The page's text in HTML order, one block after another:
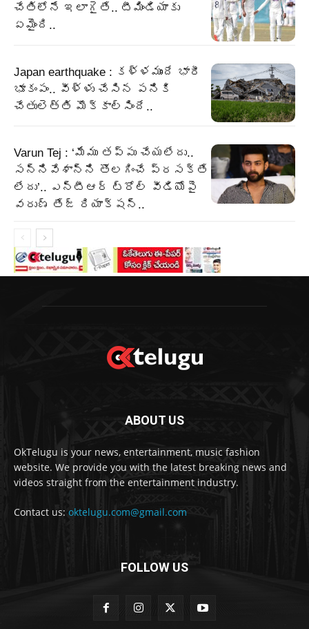
చేతిలోనే ఇలాగైతే.. టీమిండియాకు
ఏమైంది..
Japan earthquake : కళ్ళముందే భారీ
భూకంపం.. వీళ్ళు చేసిన పనికి
చేతులెత్తి మొక్కాల్సిందే..
Varun Tej : ‘మేము తప్పు చేయలేదు..
సన్నివేశాన్ని తొలగించే ప్రసక్తే
లేదు’.. ఎన్టీఆర్ ట్రోల్ వీడియోపై
వరుణ్ తేజ్ రియాక్షన్..
ABOUT US
OkTelugu is your news, entertainment, music fashion
website. We provide you with the latest breaking news and
videos straight from the entertainment industry.
Contact us: oktelugu.com@gmail.com
FOLLOW US